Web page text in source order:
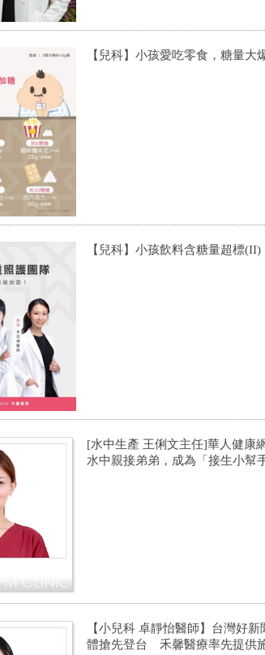
【兒科】小孩愛吃零食，糖量大
【兒科】小孩飲料含糖量超標(II)
[水中生產 王俐文主任]華人健康
水中親接弟弟，成為「接生小幫
【小兒科 卓靜怡醫師】台灣好
體搶先登台 禾馨醫療率先提供